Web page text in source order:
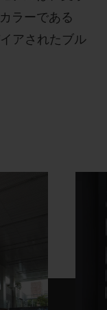
ラーである
アされたブル
使用可能なス
リー」は、ウブ
ョン「ビッ
でで最も高性
ザインされた
のあらゆる栄
。
BOUTIQUE